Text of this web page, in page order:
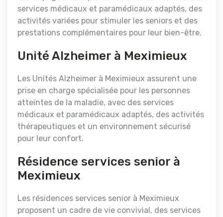
services médicaux et paramédicaux adaptés, des
activités variées pour stimuler les seniors et des
prestations complémentaires pour leur bien-être.
Unité Alzheimer à Meximieux
Les Unités Alzheimer à Meximieux assurent une
prise en charge spécialisée pour les personnes
atteintes de la maladie, avec des services
médicaux et paramédicaux adaptés, des activités
thérapeutiques et un environnement sécurisé
pour leur confort.
Résidence services senior à
Meximieux
Les résidences services senior à Meximieux
proposent un cadre de vie convivial, des services